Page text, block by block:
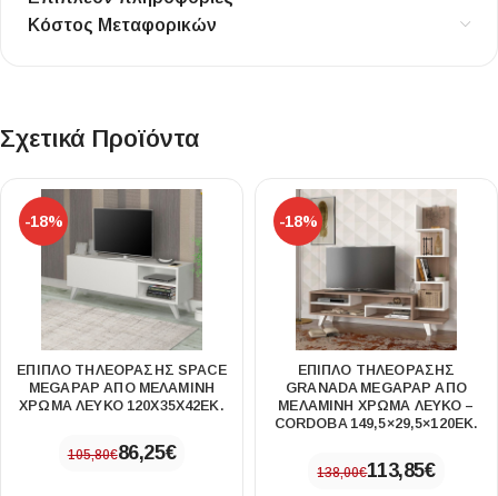
Κόστος Μεταφορικών
Σχετικά Προϊόντα
-18%
ΈΠΙΠΛΟ ΤΗΛΕΌΡΑΣΗΣ SPACE
MEGAPAP ΑΠΌ ΜΕΛΑΜΊΝΗ
ΧΡΏΜΑ ΛΕΥΚΌ 120X35X42ΕΚ.
105,80€86,25€
-18%
ΈΠΙΠΛΟ ΤΗΛΕΌΡΑΣΗΣ
GRANADA MEGAPAP ΑΠΌ
ΜΕΛΑΜΊΝΗ ΧΡΏΜΑ ΛΕΥΚΌ –
CORDOBA 149,5×29,5×120ΕΚ.
138,00€113,85€